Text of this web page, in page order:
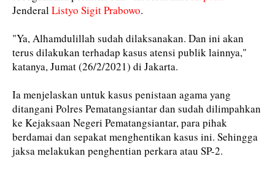
JenderalListyo Sigit Prabowo.
"Ya, Alhamdulillah sudah dilaksanakan. Dan ini akan
terus dilakukan terhadap kasus atensi publik lainnya,"
katanya, Jumat (26/2/2021) di Jakarta.
Ia menjelaskan untuk kasus penistaan agama yang
ditangani Polres Pematangsiantar dan sudah dilimpahkan
ke Kejaksaan Negeri Pematangsiantar, para pihak
berdamai dan sepakat menghentikan kasus ini. Sehingga
jaksa melakukan penghentian perkara atau SP-2.